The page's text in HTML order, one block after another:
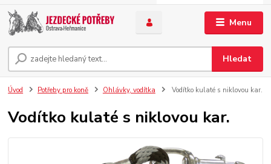
Menu
Hledat
Úvod Potřeby pro koně Ohlávky, vodítka Vodítko kulaté s niklovou kar.
Vodítko kulaté s niklovou kar.